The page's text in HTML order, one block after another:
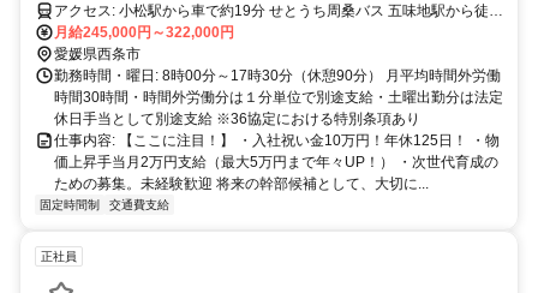
アクセス: 小松駅から車で約19分 せとうち周桑バス 五味地駅から徒歩
約8分 ＞＞マイカー・バイク・自転車通勤OK！無料駐車場あり！
通勤手当（一律13,000円/月）あり
月給245,000円～322,000円
愛媛県西条市
勤務時間・曜日: 8時00分～17時30分（休憩90分） 月平均時間外労働
時間30時間・時間外労働分は１分単位で別途支給・土曜出勤分は法定
休日手当として別途支給 ※36協定における特別条項あり
仕事内容: 【ここに注目！】 ・入社祝い金10万円！年休125日！ ・物
価上昇手当月2万円支給（最大5万円まで年々UP！） ・次世代育成の
ための募集。未経験歓迎 将来の幹部候補として、大切に...
固定時間制 交通費支給
正社員